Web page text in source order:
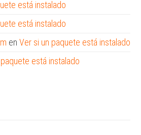
está instalado
está instalado
en Ver si un paquete está instalado
está instalado